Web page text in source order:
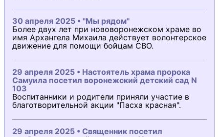
30 апреля 2025 • "Мы рядом"
Более двух лет при нововоронежском храме во
имя Архангела Михаила действует волонтерское
движение для помощи бойцам СВО.
29 апреля 2025 • Настоятель храма пророка
Самуила посетил воронежский детский сад N
103
Воспитанники и родители приняли участие в
благотворительной акции "Пасха красная".
29 апреля 2025 • Священник посетил